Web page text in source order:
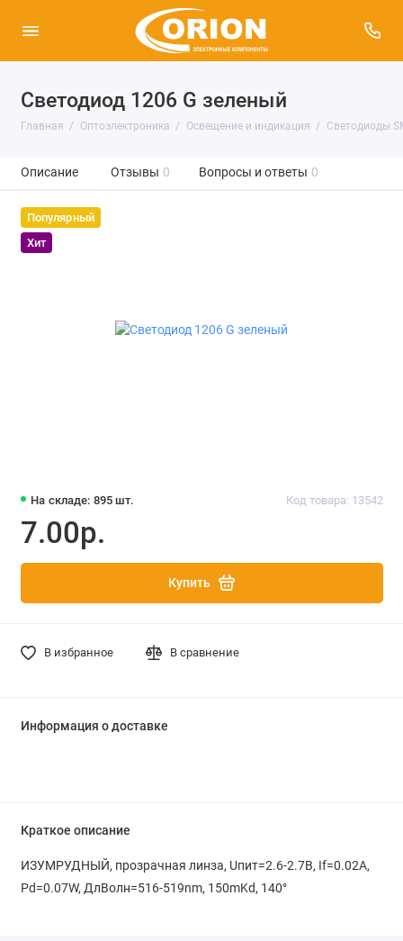
Светодиод 1206 G зеленый
Главная Оптоэлектроника Освещение и индикация Светодиоды
Описание Отзывы 0 Вопросы и ответы 0
Популярный
Хит
На складе: 895 шт. Код товара: 13542
7.00р.
Купить
В избранное В сравнение
Информация о доставке
Краткое описание
ИЗУМРУДНЫЙ, прозрачная линза, Uпит=2.6-2.7В, If=0.02A,
Pd=0.07W, ДлВолн=516-519nm, 150mKd, 140°